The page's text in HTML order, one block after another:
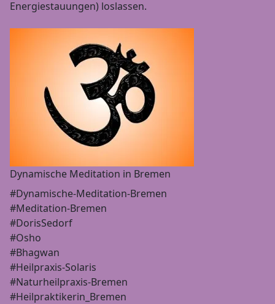
Energiestauungen) loslassen.
Dynamische Meditation in Bremen
#Dynamische-Meditation-Bremen
#Meditation-Bremen
#DorisSedorf
#Osho
#Bhagwan
#Heilpraxis-Solaris
#Naturheilpraxis-Bremen
#Heilpraktikerin_Bremen